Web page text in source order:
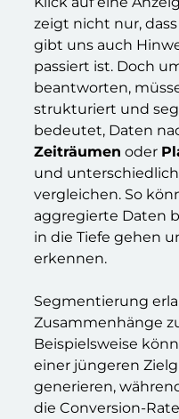
zeigt nicht nur,
gibt uns auch
passiert ist. Doch
beantworten,
strukturiert und
bedeutet, Daten
Zeiträumen oder
und
vergleichen. So
aggregierte Daten
in die Tiefe gehen
erkennen.
Segmentierung
Zusammenhänge
Beispielsweise
einer jüngeren
generieren,
die Conversion-